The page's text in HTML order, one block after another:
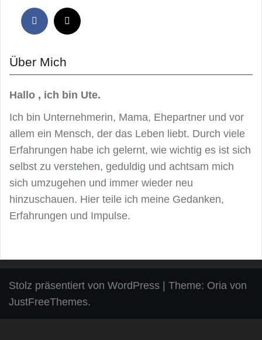
Über Mich
Hallo , ich bin Ute.
Ich bin Unternehmerin, Mama, Ehepartner und vor
allem ein Mensch, der das Leben liebt. Durch viele
Erfahrungen habe ich gelernt, wie wichtig es ist sich
selbst zu verstehen, geduldig und achtsam mich
sich umzugehen und immer wieder neu
hinzuschauen. Hier teile ich meine Gedanken,
Erfahrungen und Impulse.
Stolz präsentiert von WordPress | Theme: Oria von
JustFreeThemes.